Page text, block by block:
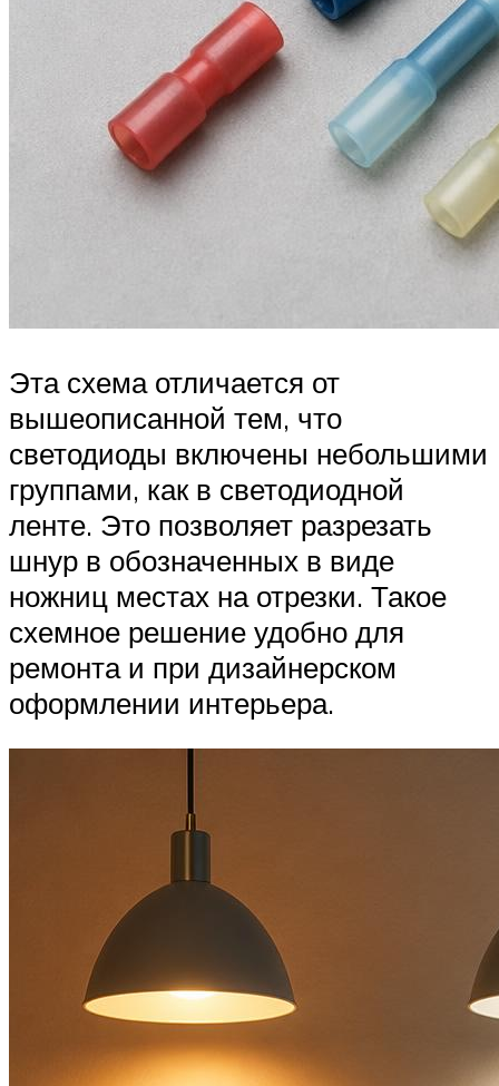
Эта схема отличается от
вышеописанной тем, что
светодиоды включены небольшими
группами, как в светодиодной
ленте. Это позволяет разрезать
шнур в обозначенных в виде
ножниц местах на отрезки. Такое
схемное решение удобно для
ремонта и при дизайнерском
оформлении интерьера.